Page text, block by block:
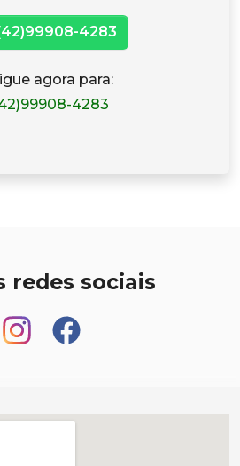
4283
agora para:
4283
redes sociais